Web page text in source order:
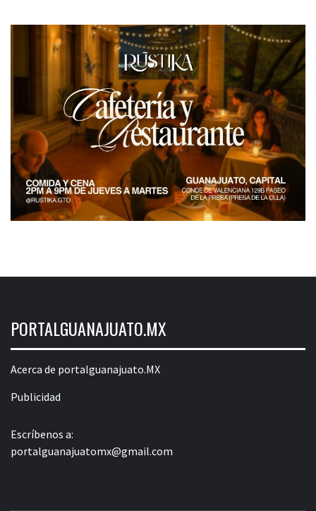
PORTALGUANAJUATO.MX
Acerca de portalguanajuato.MX
Publicidad
Escríbenos a:
portalguanajuatomx@gmail.com